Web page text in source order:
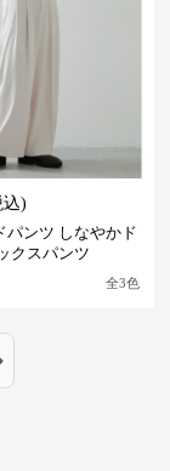
込)
パンツ しなやかド
クスパンツ
全3色